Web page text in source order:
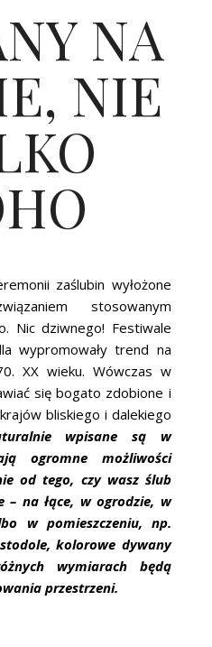
NA
NIE
zaślubin wyłożone
stosowanym
Nic dziwnego! Festiwale
wypromowały trend na
XX wieku. Wówczas w
się bogato zdobione i
bliskiego i dalekiego
wpisane są w
ogromne możliwości
od tego, czy wasz ślub
– na łące, w ogrodzie, w
w pomieszczeniu, np.
kolorowe dywany
wymiarach będą
przestrzeni.